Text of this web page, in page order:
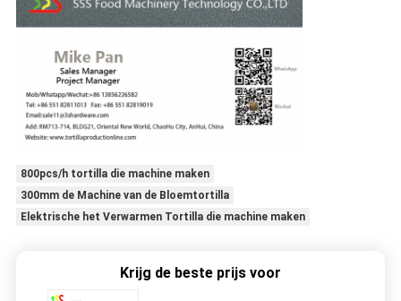
800pcs/h tortilla die machine maken
300mm de Machine van de Bloemtortilla
Elektrische het Verwarmen Tortilla die machine maken
Krijg de beste prijs voor